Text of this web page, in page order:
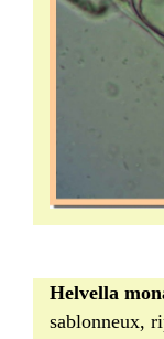
Helvella
sablonneux,